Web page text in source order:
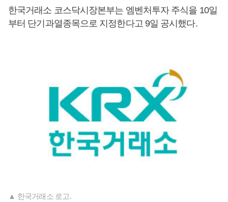
한국거래소 코스닥시장본부는 엠벤처투자 주식을 10일
부터 단기과열종목으로 지정한다고 9일 공시했다.
▲ 한국거래소 로고.